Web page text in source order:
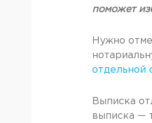
поможет
Нужно
отдельной
Выписка
выписка —